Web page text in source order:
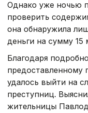
Однако уже ночью
проверить
она обнаружила
деньги на сумму 15
Благодаря
предоставленному
удалось выйти на
преступниц.
жительницы